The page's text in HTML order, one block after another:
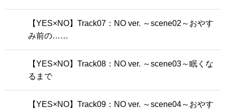
【YES×NO】Track07：NO ver. ～scene02～おやす
み前の……
【YES×NO】Track08：NO ver. ～scene03～眠くな
るまで
【YES×NO】Track09：NO ver. ～scene04～おやす